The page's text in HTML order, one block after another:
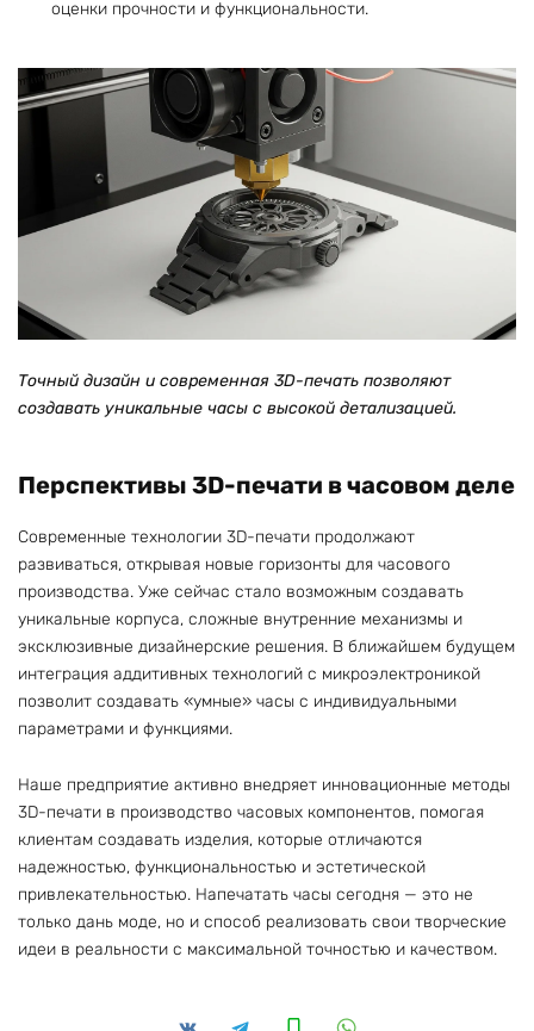
оценки прочности и функциональности.
Точный дизайн и современная 3D-печать позволяют
создавать уникальные часы с высокой детализацией.
Перспективы 3D-печати в часовом деле
Современные технологии 3D-печати продолжают
развиваться, открывая новые горизонты для часового
производства. Уже сейчас стало возможным создавать
уникальные корпуса, сложные внутренние механизмы и
эксклюзивные дизайнерские решения. В ближайшем будущем
интеграция аддитивных технологий с микроэлектроникой
позволит создавать «умные» часы с индивидуальными
параметрами и функциями.
Наше предприятие активно внедряет инновационные методы
3D-печати в производство часовых компонентов, помогая
клиентам создавать изделия, которые отличаются
надежностью, функциональностью и эстетической
привлекательностью. Напечатать часы сегодня — это не
только дань моде, но и способ реализовать свои творческие
идеи в реальности с максимальной точностью и качеством.